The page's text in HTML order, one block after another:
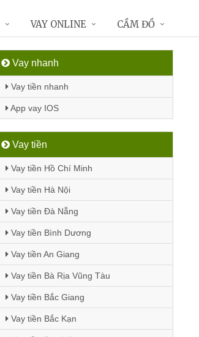
Vay nhanh
Vay tiền nhanh
App vay IOS
Vay tiền
Vay tiền Hồ Chí Minh
Vay tiền Hà Nội
Vay tiền Đà Nẵng
Vay tiền Bình Dương
Vay tiền An Giang
Vay tiền Bà Rịa Vũng Tàu
Vay tiền Bắc Giang
Vay tiền Bắc Kạn
VAY ONLINE CẦM ĐỒ